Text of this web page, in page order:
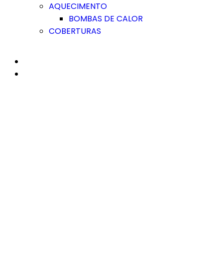
AQUECIMENTO
BOMBAS DE CALOR
COBERTURAS